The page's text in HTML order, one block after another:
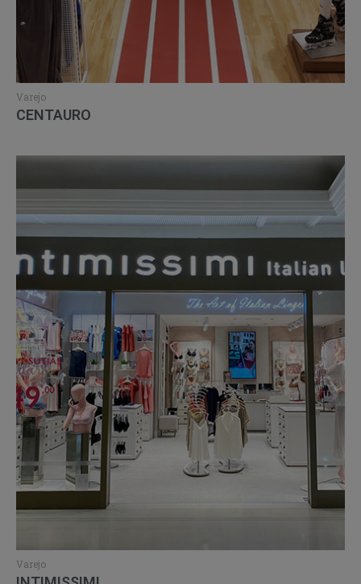
Varejo
CENTAURO
Varejo